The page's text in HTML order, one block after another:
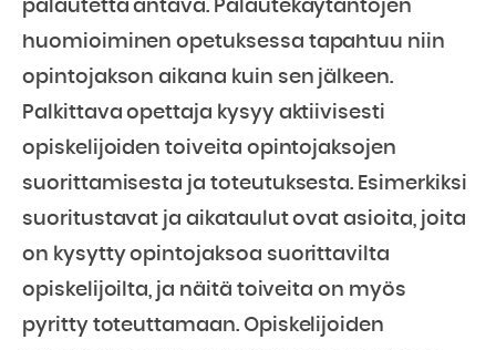
palautetta antava. Palautekäytäntöjen
huomioiminen opetuksessa tapahtuu niin
opintojakson aikana kuin sen jälkeen.
Palkittava opettaja kysyy aktiivisesti
opiskelijoiden toiveita opintojaksojen
suorittamisesta ja toteutuksesta. Esimerkiksi
suoritustavat ja aikataulut ovat asioita, joita
on kysytty opintojaksoa suorittavilta
opiskelijoilta, ja näitä toiveita on myös
pyritty toteuttamaan. Opiskelijoiden